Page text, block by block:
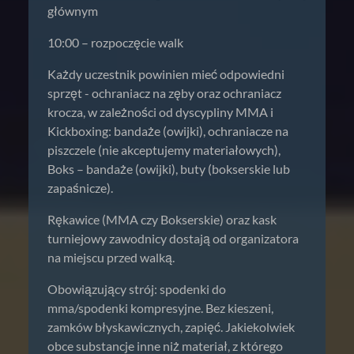
głównym
10:00 – rozpoczęcie walk
Każdy uczestnik powinien mieć odpowiedni
sprzęt - ochraniacz na zęby oraz ochraniacz
krocza, w zależności od dyscypliny MMA i
Kickboxing: bandaże (owijki), ochraniacze na
piszczele (nie akceptujemy materiałowych),
Boks – bandaże (owijki), buty (bokserskie lub
zapaśnicze).
Rękawice (MMA czy Bokserskie) oraz kask
turniejowy zawodnicy dostają od organizatora
na miejscu przed walką.
Obowiązujący strój: spodenki do
mma/spodenki kompresyjne. Bez kieszeni,
zamków błyskawicznych, zapięć. Jakiekolwiek
obce substancje inne niż materiał, z którego